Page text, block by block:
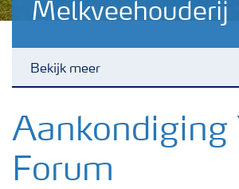
Melkveehouderij
Bekijk meer
Nieuwsbrieven
Gewassen
Aankondiging
Forum